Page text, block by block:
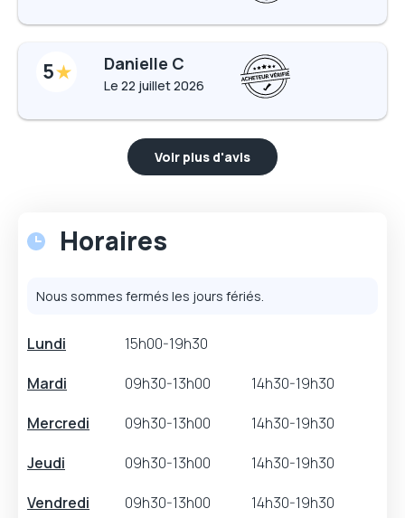
5 Danielle C
Le 22 juillet 2026
Voir plus d'avis
Horaires
Nous sommes fermés les jours fériés.
Lundi
15h00-19h30
Mardi
09h30-13h00
14h30-19h30
Mercredi
09h30-13h00
14h30-19h30
Jeudi
09h30-13h00
14h30-19h30
Vendredi
09h30-13h00
14h30-19h30